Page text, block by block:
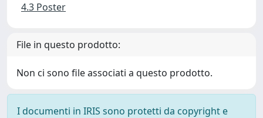
4.3 Poster
File in questo prodotto:
Non ci sono file associati a questo prodotto.
I documenti in IRIS sono protetti da copyright e